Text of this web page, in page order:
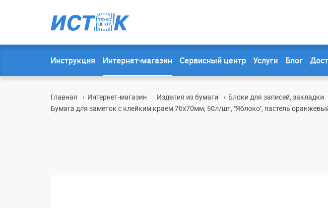
Инструкция Интернет-магазин Сервисный центр Услуги Блог
Главная Интернет-магазин Изделия из бумаги Блоки для записей, закладки
Бумага для заметок с клейким краем 70х70мм, 50л/шт, "Яблоко", пастель